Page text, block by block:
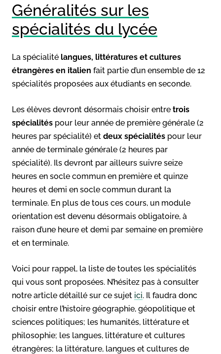
Généralités sur les
spécialités du lycée
La spécialité langues, littératures et cultures
étrangères en italien fait partie d’un ensemble de 12
spécialités proposées aux étudiants en seconde.
Les élèves devront désormais choisir entre trois
spécialités pour leur année de première générale (2
heures par spécialité) et deux spécialités pour leur
année de terminale générale (2 heures par
spécialité). Ils devront par ailleurs suivre seize
heures en socle commun en première et quinze
heures et demi en socle commun durant la
terminale. En plus de tous ces cours, un module
orientation est devenu désormais obligatoire, à
raison d’une heure et demi par semaine en première
et en terminale.
Voici pour rappel, la liste de toutes les spécialités
qui vous sont proposées. N’hésitez pas à consulter
notre article détaillé sur ce sujet ici. Il faudra donc
choisir entre l’histoire géographie, géopolitique et
sciences politiques; les humanités, littérature et
philosophie; les langues, littérature et cultures
étrangères; la littérature, langues et cultures de